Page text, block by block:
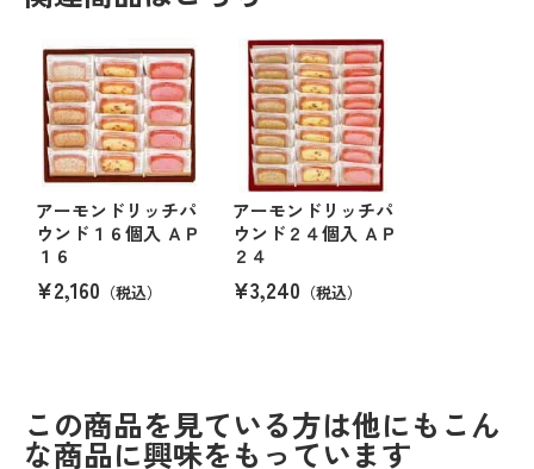
アーモンドリッチパ
ウンド１６個入 ＡＰ
１６
¥2,160 （税込）
アーモンドリッチパ
ウンド２４個入 ＡＰ
２４
¥3,240 （税込）
この商品を見ている方は他にもこん
な商品に興味をもっています